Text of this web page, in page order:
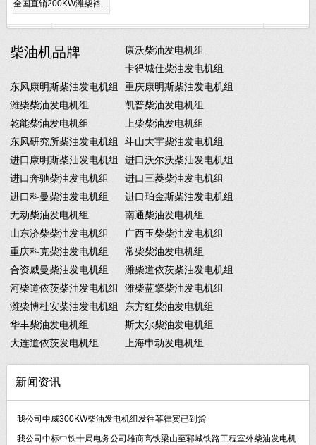
全国直销200KW潍柴裕…
柴油机品牌
康沃柴油发电机组
卡得城仕柴油发电机组
东风康明斯柴油发电机组
重庆康明斯柴油发电机组
潍柴柴油发电机组
凯普柴油发电机组
乾能柴油发电机组
上柴柴油发电机组
东风研究所柴油发电机组
斗山大宇柴油发电机组
进口康明斯柴油发电机组
进口沃尔沃柴油发电机组
进口奔驰柴油发电机组
进口三菱柴油发电机组
进口科曼柴油发电机组
进口珀金斯柴油发电机组
无动柴油发电机组
南通柴油发电机组
山东济柴柴油发电机组
广西玉柴柴油发电机组
重庆科克柴油发电机组
常柴柴油发电机组
合资威曼柴油发电机组
潍柴道依茨柴油发电机组
河柴道依茨柴油发电机组
潍柴蓝擎柴油发电机组
潍柴博杜安柴油发电机组
东方红柴油发电机组
华丰柴油发电机组
斯太尔柴油发电机组
大连道依茨发电机组
上海申动发电机组
新闻资讯
我公司中威300KW柴油发电机组发往菲律宾已到货
我公司中标中铁十局电务公司雄商高铁梁山至郓城铁路工程室外柴油发电机